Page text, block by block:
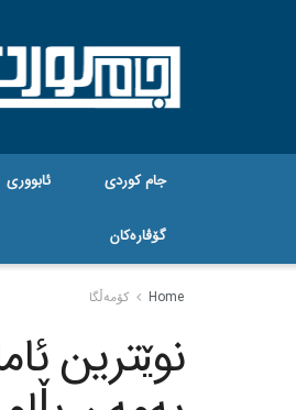
جام کوردی ئابووری
گۆڤاره‌کان
Home کۆمەڵگا
نوێترین